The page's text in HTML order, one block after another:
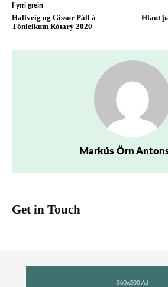
Fyrri grein
Hallveig og Gissur Páll á
Tónleikum Rótarý 2020
Hlaut
Markús Örn
Get in Touch